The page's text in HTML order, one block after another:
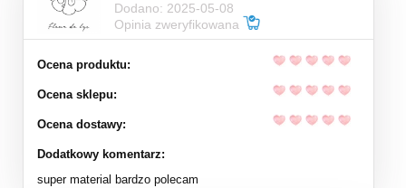
Dodano: 2025-05-08
Opinia zweryfikowana
Ocena produktu:
Ocena sklepu:
Ocena dostawy:
Dodatkowy komentarz:
super material bardzo polecam